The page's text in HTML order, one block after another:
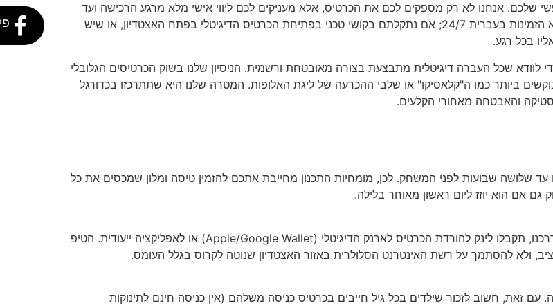
שלכם. אנחנו לא רק מספקים לכם את הכרטיס, אלא מעניקים לכם ליווי אישי מלא מרגע הרכישה ועד
שאתם מתיישבים בכיסא שלכם בקאמפ נואו. היתרון הגדול שלנו הוא הזמינות בעברית 24/7; אם נתקלתם בקושי טכני בפתיחת הכרטיס הדיגיטלי בפתח האצטדיון, או שיש
בכל רגע.
לוודא שכל העברה דיגיטלית מתבצעת בצורה מאובטחת ורשמית. הניסיון שלנו בשוק הכרטיסים הגלובלי
ביותר כמו ה"קלאסיקו" או שלבי ההכרעה של ליגת האלופות. המטרה שלנו היא שתתרכזו בכדורגל
והאבטחה מאחורי הקלעים.
נוהגת לקבוע את השעה והיום המדויקים כ-10 ימים עד שלושה שבועות לפני המשחק. לכן, מומחיות התכנון מחייבת אתכם להזמין טיסה ומלון שמכסים את כל
אם הוא יוזז ליום ראשון מאוחר בלילה.
ברצלונה עברה לשיטת "כרטיס חכם" דיגיטלי מלא. לאחר הרכישה דרכנו, תקבלו לינק להורדת הכרטיס לארנק הדיגיטלי (Apple/Google Wallet) או לאפליקציה ייעודית. הטיפ
עם זאת, חשוב לזכור שילדים בכל גיל חייבים בכרטיס כניסה משלהם (אין כניסה חינם לתינוקות